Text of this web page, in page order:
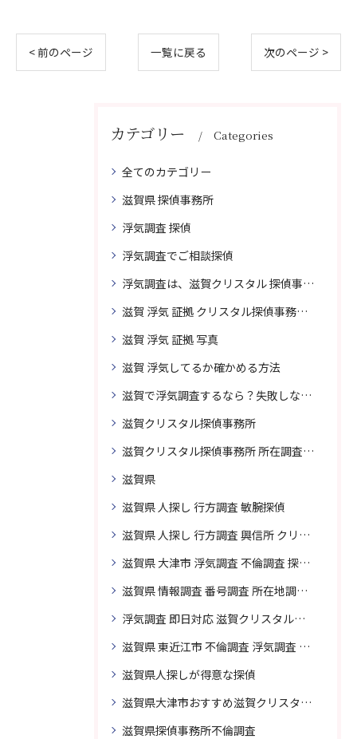
< 前のページ 一覧に戻る 次のページ >
カテゴリー Categories
全てのカテゴリー
滋賀県 探偵事務所
浮気調査 探偵
浮気調査でご相談探偵
浮気調査は、滋賀クリスタル 探偵事務所はご相談
滋賀 浮気 証拠 クリスタル探偵事務所 相談 無料
滋賀 浮気 証拠 写真
滋賀 浮気してるか確かめる方法
滋賀で浮気調査するなら？失敗しない探偵の選び方
滋賀クリスタル探偵事務所
滋賀クリスタル探偵事務所 所在調査 得意
滋賀県
滋賀県 人探し 行方調査 敏腕探偵
滋賀県 人探し 行方調査 興信所 クリスタル探偵がおすすめ
滋賀県 大津市 浮気調査 不倫調査 探偵 探偵事務所 素行調査 企業調査 興信所
滋賀県 情報調査 番号調査 所在地調査 企業調査 探偵事務所
浮気調査 即日対応 滋賀クリスタル探偵事務所
滋賀県 東近江市 不倫調査 浮気調査 探偵 探偵事務所 無料相談 調査料金
滋賀県人探しが得意な探偵
滋賀県大津市おすすめ滋賀クリスタル探偵事務所
滋賀県探偵事務所不倫調査